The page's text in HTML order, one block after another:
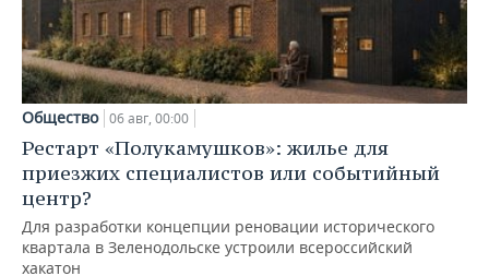
Общество 06 авг, 00:00
Рестарт «Полукамушков»: жилье для
приезжих специалистов или событийный
центр?
Для разработки концепции реновации исторического
квартала в Зеленодольске устроили всероссийский
хакатон